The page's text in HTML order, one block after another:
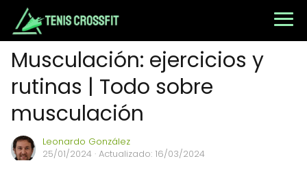
Musculación: ejercicios y
rutinas | Todo sobre
musculación
Leonardo González
25/01/2024 · Actualizado: 16/03/2024